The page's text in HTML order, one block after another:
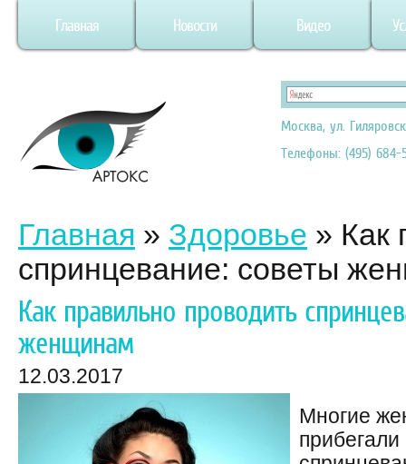
Главная Новости Видео
Москва, ул.
Телефоны: (495) 684-
Главная » Здоровье » Как
спринцевание: советы
Как правильно проводить
женщинам
12.03.2017
Многие
прибегали